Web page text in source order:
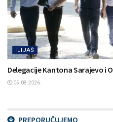
ILIJAŠ
Delegacije Kantona Sarajevo i
05.08.2026.
PREPORUČUJEMO